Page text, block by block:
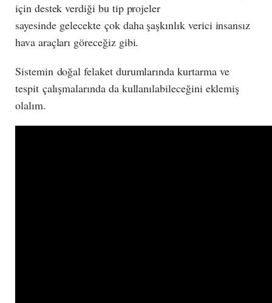
için destek verdiği bu tip projeler
sayesinde gelecekte çok daha şaşkınlık verici insansız
hava araçları göreceğiz gibi.
Sistemin doğal felaket durumlarında kurtarma ve
tespit çalışmalarında da kullanılabileceğini eklemiş
olalım.